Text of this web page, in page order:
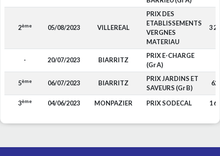
2ème 05/08/2023 VILLEREAL
PRIX DES
ETABLISSEMENTS
VERGNES
MATERIAU
3
- 20/07/2023 BIARRITZ
PRIX E-CHARGE
(Gr A)
5ème 06/07/2023 BIARRITZ
PRIX JARDINS ET
SAVEURS (Gr B)
3ème 04/06/2023 MONPAZIER PRIX SODECAL 1